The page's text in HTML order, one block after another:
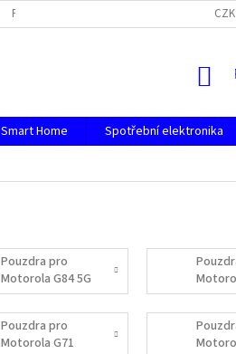
PODMÍNKY OCHRANY OSOBNÍCH ÚDAJŮ CZK
Smart Home Spotřební elektronika
Pouzdra pro
Motorola G84 5G
Pouzdra pro
Motorola G71